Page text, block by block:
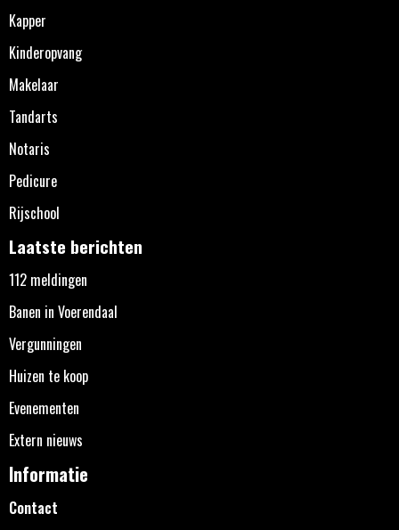
Kapper
Kinderopvang
Makelaar
Tandarts
Notaris
Pedicure
Rijschool
Laatste berichten
112 meldingen
Banen in Voerendaal
Vergunningen
Huizen te koop
Evenementen
Extern nieuws
Informatie
Contact